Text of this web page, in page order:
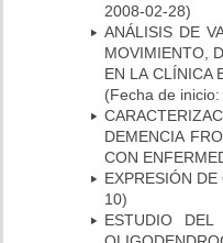
2008-02-28)
ANÁLISIS DE
MOVIMIENTO,
EN LA CLÍNICA
(Fecha de
DEMENCIA
CON
EXPRESIÓN
10)
ESTUDIO